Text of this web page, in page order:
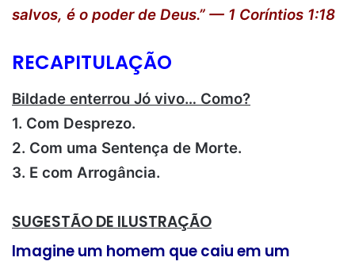
salvos, é o poder de Deus.” — 1 Coríntios 1:18
RECAPITULAÇÃO
Bildade enterrou Jó vivo… Como?
1. Com Desprezo.
2. Com uma Sentença de Morte.
3. E com Arrogância.
SUGESTÃO DE ILUSTRAÇÃO
Imagine um homem que caiu em um